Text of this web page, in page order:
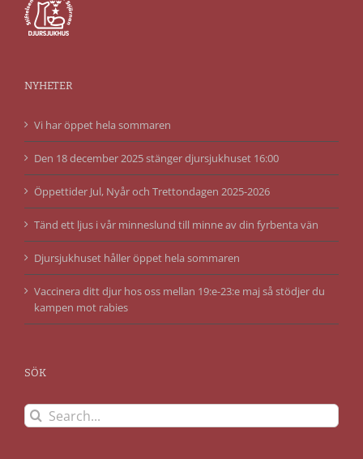
NYHETER
Vi har öppet hela sommaren
Den 18 december 2025 stänger djursjukhuset 16:00
Öppettider Jul, Nyår och Trettondagen 2025-2026
Tänd ett ljus i vår minneslund till minne av din fyrbenta vän
Djursjukhuset håller öppet hela sommaren
Vaccinera ditt djur hos oss mellan 19:e-23:e maj så stödjer du
kampen mot rabies
SÖK
Search
for: